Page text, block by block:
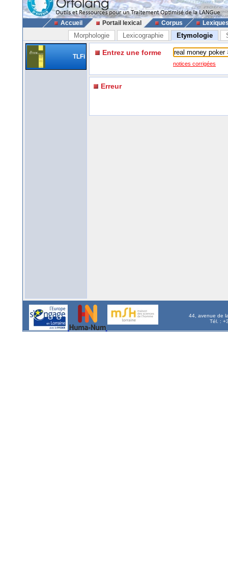
Accueil Portail lexical Corpus
Morphologie Lexicographie Etymologie
TLFi Entrez une forme
notices corrigées
Erreur
44, avenue de
Tél. :